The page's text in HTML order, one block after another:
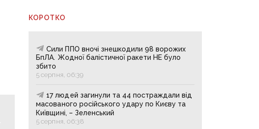
КОРОТКО
Сили ППО вночі знешкодили 98 ворожих
БпЛА. Жодної балістичної ракети НЕ було
збито
5 серпня, 06:39
17 людей загинули та 44 постраждали від
масованого російського удару по Києву та
Київщині, – Зеленський
5 серпня, 06:38